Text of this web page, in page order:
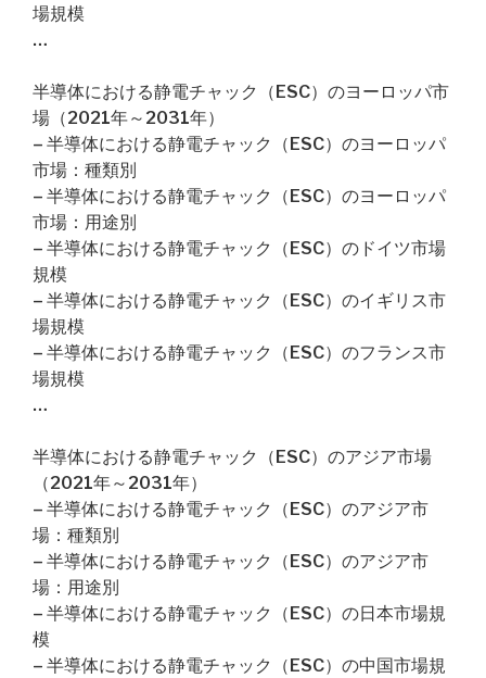
場規模
…
半導体における静電チャック（ESC）のヨーロッパ市
場（2021年～2031年）
– 半導体における静電チャック（ESC）のヨーロッパ
市場：種類別
– 半導体における静電チャック（ESC）のヨーロッパ
市場：用途別
– 半導体における静電チャック（ESC）のドイツ市場
規模
– 半導体における静電チャック（ESC）のイギリス市
場規模
– 半導体における静電チャック（ESC）のフランス市
場規模
…
半導体における静電チャック（ESC）のアジア市場
（2021年～2031年）
– 半導体における静電チャック（ESC）のアジア市
場：種類別
– 半導体における静電チャック（ESC）のアジア市
場：用途別
– 半導体における静電チャック（ESC）の日本市場規
模
– 半導体における静電チャック（ESC）の中国市場規